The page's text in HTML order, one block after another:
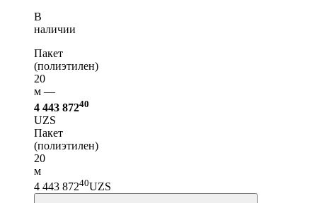
В
наличии
Пакет
(полиэтилен)
20
м —
4 443 87240
UZS
Пакет
(полиэтилен)
20
м
4 443 87240UZS